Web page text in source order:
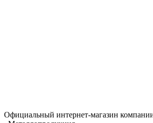
Официальный интернет-магазин